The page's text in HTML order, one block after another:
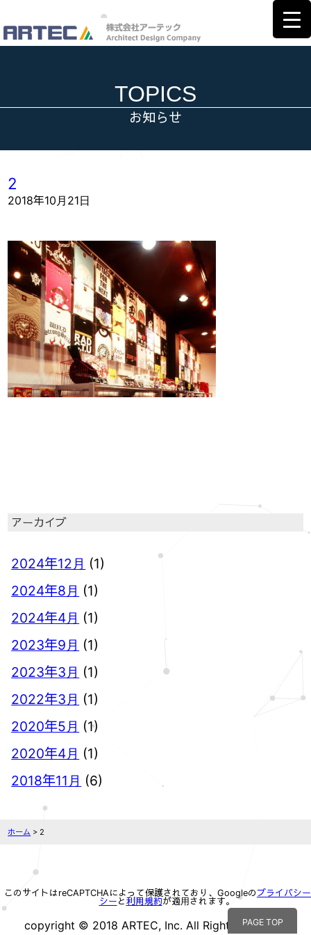
TOPICS
お知らせ
2
2018年10月21日
アーカイブ
2024年12月 (1)
2024年8月 (1)
2024年4月 (1)
2023年9月 (1)
2023年3月 (1)
2022年3月 (1)
2020年5月 (1)
2020年4月 (1)
2018年11月 (6)
ホーム > 2
このサイトはreCAPTCHAによって保護されており、Googleのプライバシ
シー と 利用規約が適用されます。
copyright © 2018 ARTEC, Inc. All Rights reserved.
PAGE TOP